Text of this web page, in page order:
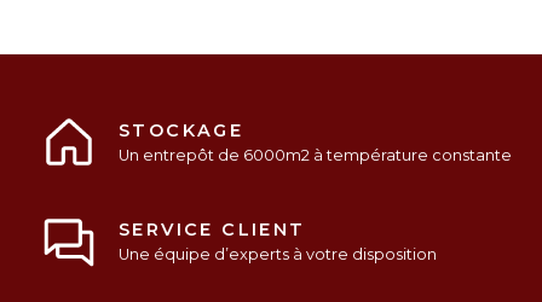
STOCKAGE
Un entrepôt de 6000m2 à température constante
SERVICE CLIENT
Une équipe d’experts à votre disposition